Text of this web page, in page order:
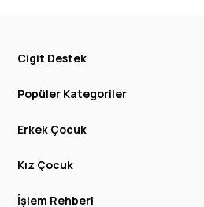
Cigit Destek
Popüler Kategoriler
Erkek Çocuk
Kız Çocuk
İşlem Rehberi